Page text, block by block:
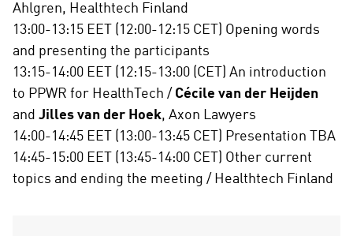
Ahlgren, Healthtech Finland
13:00-13:15 EET (12:00-12:15 CET) Opening words
and presenting the participants
13:15-14:00 EET (12:15-13:00 (CET) An introduction
to PPWR for HealthTech / Cécile van der Heijden
and Jilles van der Hoek, Axon Lawyers
14:00-14:45 EET (13:00-13:45 CET) Presentation TBA
14:45-15:00 EET (13:45-14:00 CET) Other current
topics and ending the meeting / Healthtech Finland